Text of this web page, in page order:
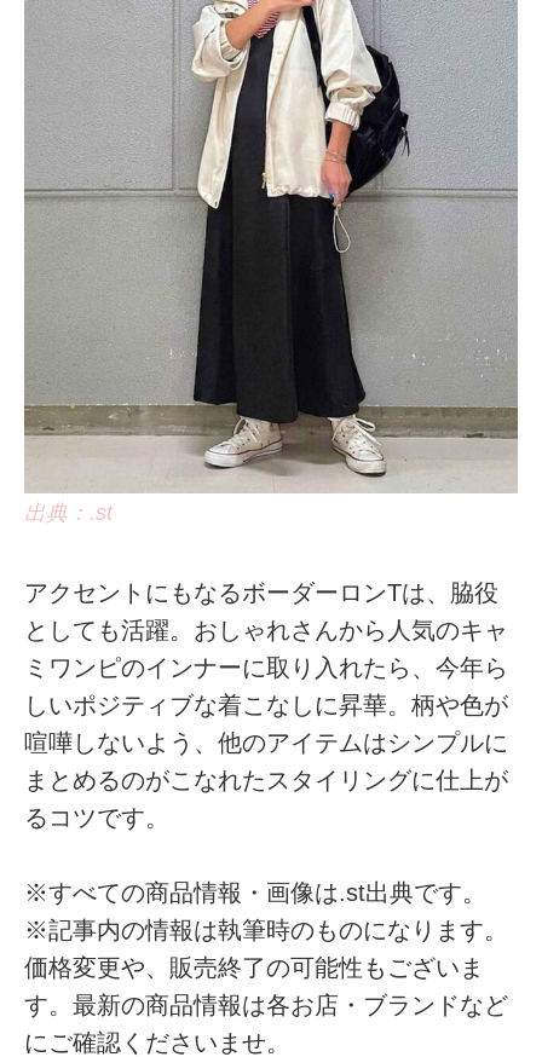
出典：.st
アクセントにもなるボーダーロンTは、脇役
としても活躍。おしゃれさんから人気のキャ
ミワンピのインナーに取り入れたら、今年ら
しいポジティブな着こなしに昇華。柄や色が
喧嘩しないよう、他のアイテムはシンプルに
まとめるのがこなれたスタイリングに仕上が
るコツです。
※すべての商品情報・画像は.st出典です。
※記事内の情報は執筆時のものになります。
価格変更や、販売終了の可能性もございま
す。最新の商品情報は各お店・ブランドなど
にご確認くださいませ。